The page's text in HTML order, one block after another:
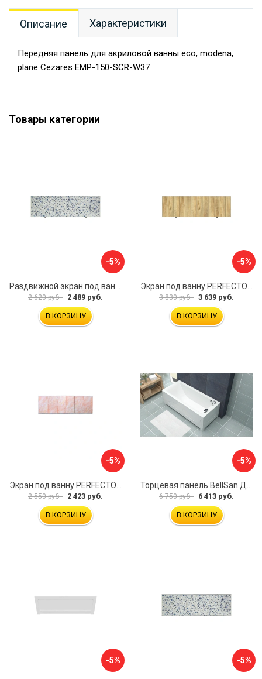
Описание Характеристики
Передняя панель для акриловой ванны eco, modena,
plane Cezares EMP-150-SCR-W37
Товары категории
-5%
2 620 руб. 2 489 руб.
В КОРЗИНУ
-5%
3 830 руб. 3 639 руб.
В КОРЗИНУ
-5%
Экран под ванну PERFECTO LINEA 36-000157
2 550 руб. 2 423 руб.
В КОРЗИНУ
-5%
Торцевая панель BellSan Даниелла 4627171531049
6 750 руб. 6 413 руб.
В КОРЗИНУ
-5% -5%